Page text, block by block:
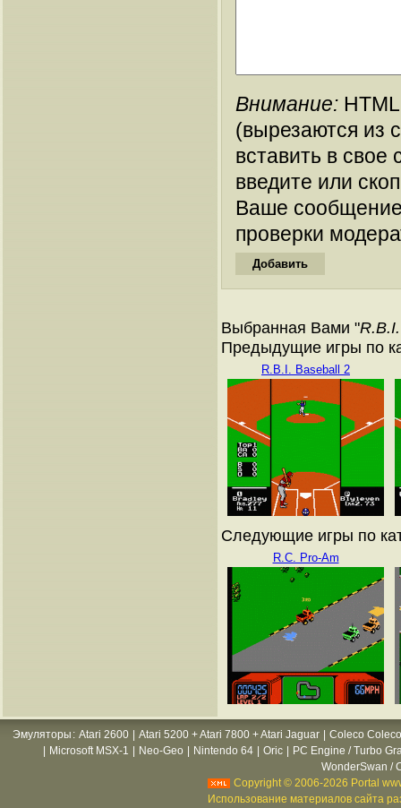
Внимание:
(вырезаются из
вставить в
введите или
Ваше
проверки
Выбранная Вами "
Предыдущие игры по
R.B.I. Baseball 2
Следующие игры по
R.C. Pro-Am
Эмуляторы : Atari 2600 Atari 5200 + Atari 7800 + Atari Jaguar
Coleco
Microsoft MSX-1 Neo-Geo Nintendo 64 Oric
PC Engine / Turbo
WonderSwan /
Copyright © 2006-2026 Portal
Использование материалов сайта